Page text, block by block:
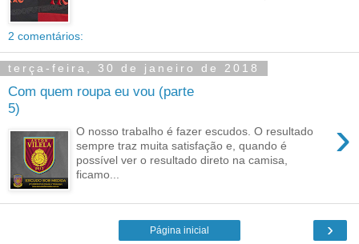
2 comentários:
terça-feira, 30 de janeiro de 2018
Com quem roupa eu vou (parte
5)
›
O nosso trabalho é fazer escudos. O resultado
sempre traz muita satisfação e, quando é
possível ver o resultado direto na camisa,
ficamo...
›
Página inicial